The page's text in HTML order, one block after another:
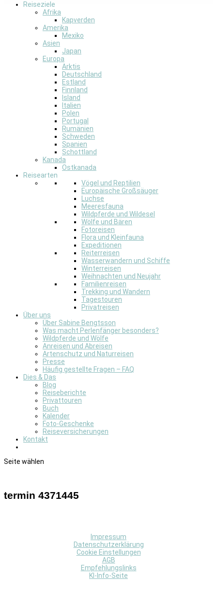
Reiseziele
Afrika
Kapverden
Amerika
Mexiko
Asien
Japan
Europa
Arktis
Deutschland
Estland
Finnland
Island
Italien
Polen
Portugal
Rumänien
Schweden
Spanien
Schottland
Kanada
Ostkanada
Reisearten
Vögel und Reptilien
Europäische Großsäuger
Luchse
Meeresfauna
Wildpferde und Wildesel
Wölfe und Bären
Fotoreisen
Flora und Kleinfauna
Expeditionen
Reiterreisen
Wasserwandern und Schiffe
Winterreisen
Weihnachten und Neujahr
Familienreisen
Trekking und Wandern
Tagestouren
Privatreisen
Über uns
Über Sabine Bengtsson
Was macht Perlenfänger besonders?
Wildpferde und Wölfe
Anreisen und Abreisen
Artenschutz und Naturreisen
Presse
Häufig gestellte Fragen – FAQ
Dies & Das
Blog
Reiseberichte
Privattouren
Buch
Kalender
Foto-Geschenke
Reiseversicherungen
Kontakt
Seite wählen
termin 4371445
Impressum
Datenschutzerklärung
Cookie Einstellungen
AGB
Empfehlungslinks
KI-Info-Seite